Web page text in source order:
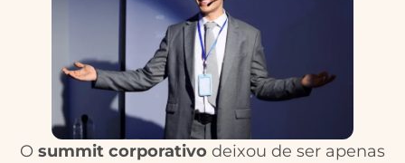
O summit corporativo deixou de ser apenas